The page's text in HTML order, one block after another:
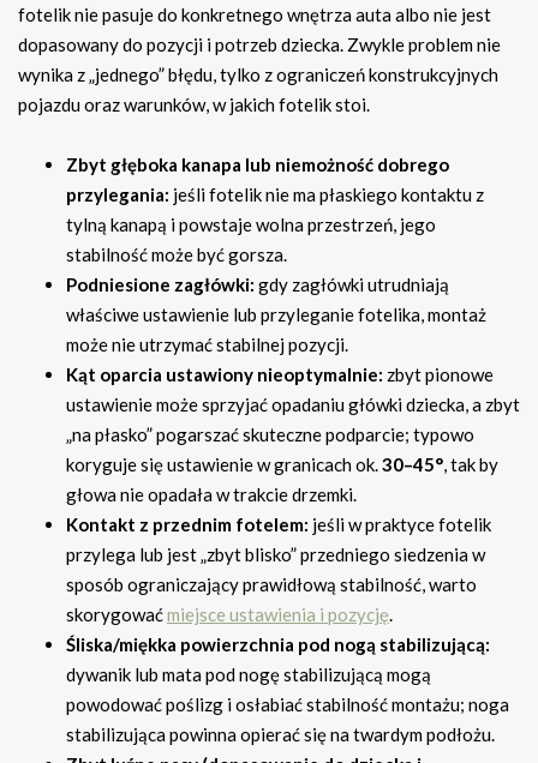
fotelik nie pasuje do konkretnego wnętrza auta albo nie jest
dopasowany do pozycji i potrzeb dziecka. Zwykle problem nie
wynika z „jednego” błędu, tylko z ograniczeń konstrukcyjnych
pojazdu oraz warunków, w jakich fotelik stoi.
Zbyt głęboka kanapa lub niemożność dobrego
przylegania: jeśli fotelik nie ma płaskiego kontaktu z
tylną kanapą i powstaje wolna przestrzeń, jego
stabilność może być gorsza.
Podniesione zagłówki: gdy zagłówki utrudniają
właściwe ustawienie lub przyleganie fotelika, montaż
może nie utrzymać stabilnej pozycji.
Kąt oparcia ustawiony nieoptymalnie: zbyt pionowe
ustawienie może sprzyjać opadaniu główki dziecka, a zbyt
„na płasko” pogarszać skuteczne podparcie; typowo
koryguje się ustawienie w granicach ok.30–45°, tak by
głowa nie opadała w trakcie drzemki.
Kontakt z przednim fotelem: jeśli w praktyce fotelik
przylega lub jest „zbyt blisko” przedniego siedzenia w
sposób ograniczający prawidłową stabilność, warto
skorygowaćmiejsce ustawienia i pozycję.
Śliska/miękka powierzchnia pod nogą stabilizującą:
dywanik lub mata pod nogę stabilizującą mogą
powodować poślizg i osłabiać stabilność montażu; noga
stabilizująca powinna opierać się na twardym podłożu.